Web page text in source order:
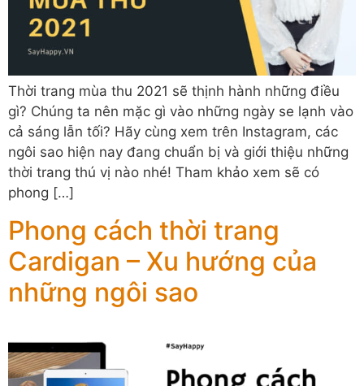
Thời trang mùa thu 2021 sẽ thịnh hành những điều
gì? Chúng ta nên mặc gì vào những ngày se lạnh vào
cả sáng lẫn tối? Hãy cùng xem trên Instagram, các
ngôi sao hiện nay đang chuẩn bị và giới thiệu những
thời trang thú vị nào nhé! Tham khảo xem sẽ có
phong […]
Phong cách thời trang
Cardigan – Xu hướng của
những ngôi sao